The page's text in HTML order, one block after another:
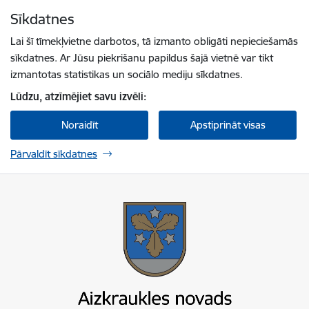
Sīkdatnes
Lai šī tīmekļvietne darbotos, tā izmanto obligāti nepieciešamās
sīkdatnes. Ar Jūsu piekrišanu papildus šajā vietnē var tikt
izmantotas statistikas un sociālo mediju sīkdatnes.
Lūdzu, atzīmējiet savu izvēli:
Noraidīt Apstiprināt visas
Pārvaldīt sīkdatnes